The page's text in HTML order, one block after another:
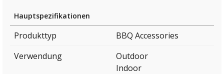
Hauptspezifikationen
Produkttyp
BBQ Accessories
Verwendung
Outdoor
Indoor